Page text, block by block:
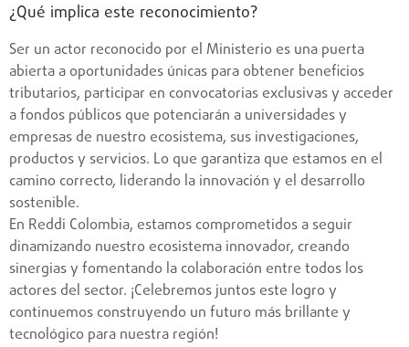
¿Qué implica este reconocimiento?
Ser un actor reconocido por el Ministerio es una puerta
abierta a oportunidades únicas para obtener beneficios
tributarios, participar en convocatorias exclusivas y acceder
a fondos públicos que potenciarán a universidades y
empresas de nuestro ecosistema, sus investigaciones,
productos y servicios. Lo que garantiza que estamos en el
camino correcto, liderando la innovación y el desarrollo
sostenible.
En Reddi Colombia, estamos comprometidos a seguir
dinamizando nuestro ecosistema innovador, creando
sinergias y fomentando la colaboración entre todos los
actores del sector. ¡Celebremos juntos este logro y
continuemos construyendo un futuro más brillante y
tecnológico para nuestra región!